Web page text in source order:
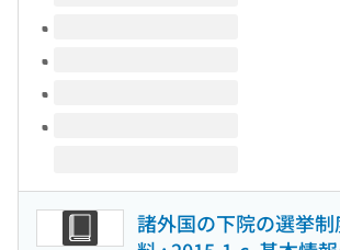
諸外国の下院の選挙制